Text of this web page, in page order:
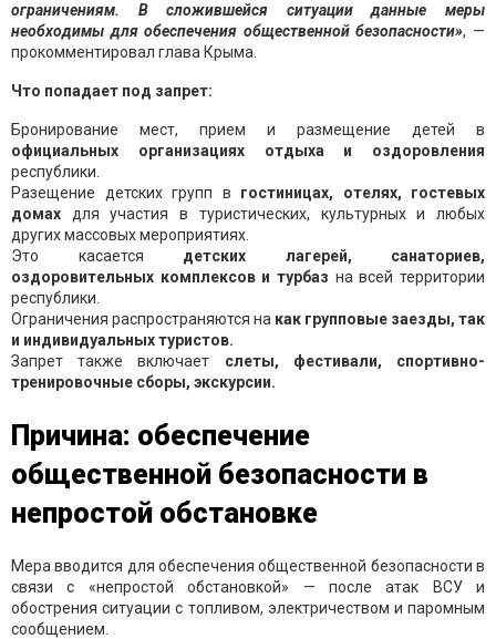
ограничениям. В сложившейся ситуации данные меры
необходимы для обеспечения общественной безопасности», —
прокомментировал глава Крыма.
Что попадает под запрет:
Бронирование мест, прием и размещение детей в
официальных организациях отдыха и оздоровления
республики.
Разещение детских групп в гостиницах, отелях, гостевых
домах для участия в туристических, культурных и любых
других массовых мероприятиях.
Это касается детских лагерей, санаториев,
оздоровительных комплексов и турбаз на всей территории
республики.
Ограничения распространяются на как групповые заезды, так
и индивидуальных туристов.
Запрет также включает слеты, фестивали, спортивно-
тренировочные сборы, экскурсии.
Причина: обеспечение
общественной безопасности в
непростой обстановке
Мера вводится для обеспечения общественной безопасности в
связи с «непростой обстановкой» — после атак ВСУ и
обострения ситуации с топливом, электричеством и паромным
сообщением.